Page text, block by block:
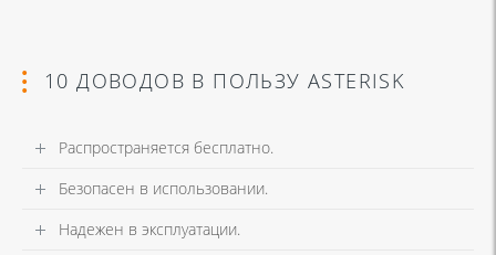
10 ДОВОДОВ В ПОЛЬЗУ ASTERISK
Распространяется бесплатно.
Безопасен в использовании.
Надежен в эксплуатации.